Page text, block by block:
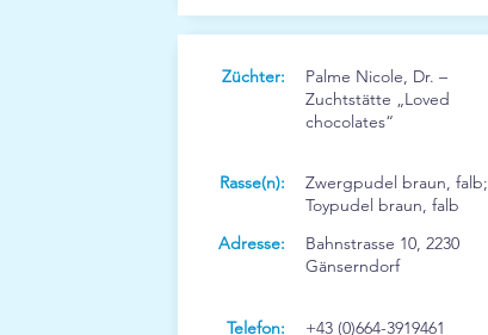
Züchter:
Palme Nicole, Dr. –
Zuchtstätte „Loved
chocolates“
Rasse(n):
Adresse:
Zwergpudel braun, falb;
Toypudel braun, falb
Bahnstrasse 10, 2230
Gänserndorf
Telefon: +43 (0)664-3919461